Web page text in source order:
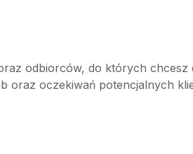
odbiorców, do których chcesz
oraz oczekiwań potencjalnych